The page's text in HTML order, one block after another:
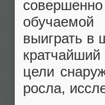
выиграть в
цели
росла,